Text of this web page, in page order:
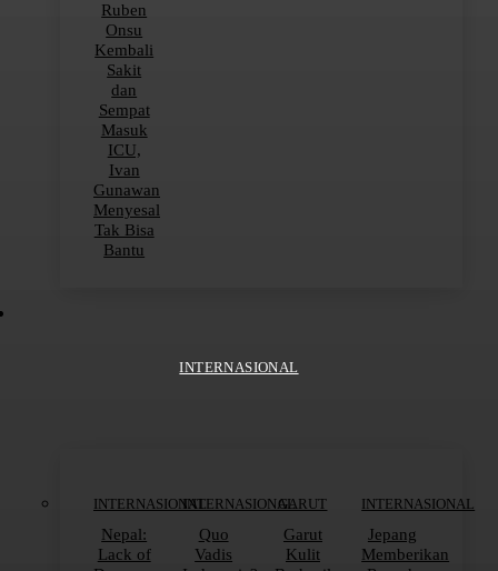
Ruben
Onsu
Kembali
Sakit
dan
Sempat
Masuk
ICU,
Ivan
Gunawan
Menyesal
Tak Bisa
Bantu
INTERNASIONAL
INTERNASIONAL
Nepal:
Lack of
INTERNASIONAL
Quo
Vadis
GARUT
Garut
Kulit
INTERNASIONAL
Jepang
Memberikan